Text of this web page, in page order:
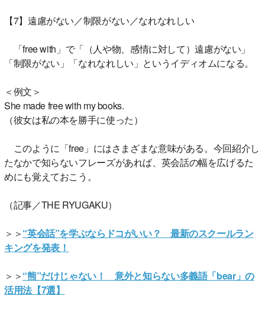
【7】遠慮がない／制限がない／なれなれしい
「free with」で「（人や物、感情に対して）遠慮がない」
「制限がない」「なれなれしい」というイディオムになる。
＜例文＞
She made free with my books.
（彼女は私の本を勝手に使った）
このように「free」にはさまざまな意味がある。今回紹介し
たなかで知らないフレーズがあれば、英会話の幅を広げるた
めにも覚えておこう。
（記事／THE RYUGAKU）
＞＞“英会話”を学ぶならドコがいい？ 最新のスクールラン
キングを発表！
＞＞“熊”だけじゃない！ 意外と知らない多義語「bear」の
活用法【7選】